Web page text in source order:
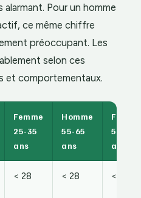
Pour un homme
ce même chiffre
préoccupant. Les
selon ces
et comportementaux.
Femme
25-35
ans
Homme
55-65
ans
Femme
55-65
ans
< 28 < 28 < 22